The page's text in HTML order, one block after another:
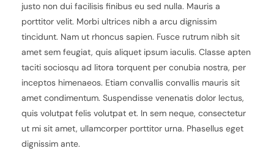
justo non dui facilisis finibus eu sed nulla. Mauris a
porttitor velit. Morbi ultrices nibh a arcu dignissim
tincidunt. Nam ut rhoncus sapien. Fusce rutrum nibh sit
amet sem feugiat, quis aliquet ipsum iaculis. Classe apten
taciti sociosqu ad litora torquent per conubia nostra, per
inceptos himenaeos. Etiam convallis convallis mauris sit
amet condimentum. Suspendisse venenatis dolor lectus,
quis volutpat felis volutpat et. In sem neque, consectetur
ut mi sit amet, ullamcorper porttitor urna. Phasellus eget
dignissim ante.